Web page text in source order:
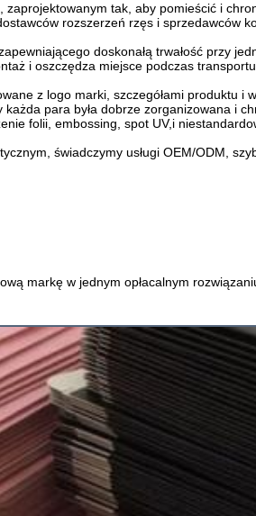
tak, aby pomieścić i
rozszerzeń rzęs i sprzedawców
doskonałą trwałość przy
i oszczędza miejsce podczas
z logo marki, szczegółami produktu
para była dobrze zorganizowana i
folii, embossing, spot UV,i
świadczymy usługi OEM/ODM,
markę w jednym opłacalnym